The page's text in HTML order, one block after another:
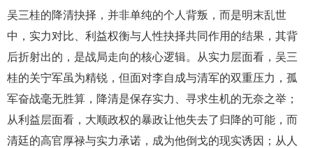
吴三桂的降清抉择，并非单纯的个人背叛，而是明末乱世
中，实力对比、利益权衡与人性抉择共同作用的结果，其背
后折射出的，是战局走向的核心逻辑。从实力层面看，吴三
桂的关宁军虽为精锐，但面对李自成与清军的双重压力，孤
军奋战毫无胜算，降清是保存实力、寻求生机的无奈之举；
从利益层面看，大顺政权的暴政让他失去了归降的可能，而
清廷的高官厚禄与实力承诺，成为他倒戈的现实诱因；从人